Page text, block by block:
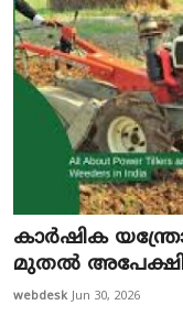
Akshaya News
Agriculture
Business
Classifieds
Education
Entertainment
കാര്‍ഷിക
മുതല്‍
webdesk Jun 30, 2026